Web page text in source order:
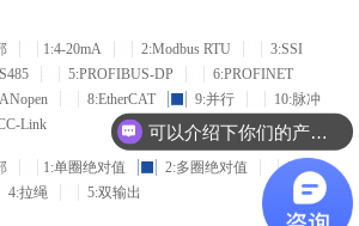
1:4-20mA 2:Modbus RTU
3:SSI
5:PROFIBUS-DP
6:PROFINET
8:EtherCAT 9:并行
10:脉冲
Link
1:单圈绝对值 2:多圈绝对值
3:增量
4:拉绳 5:双输出
可以介绍下你们的产品么？